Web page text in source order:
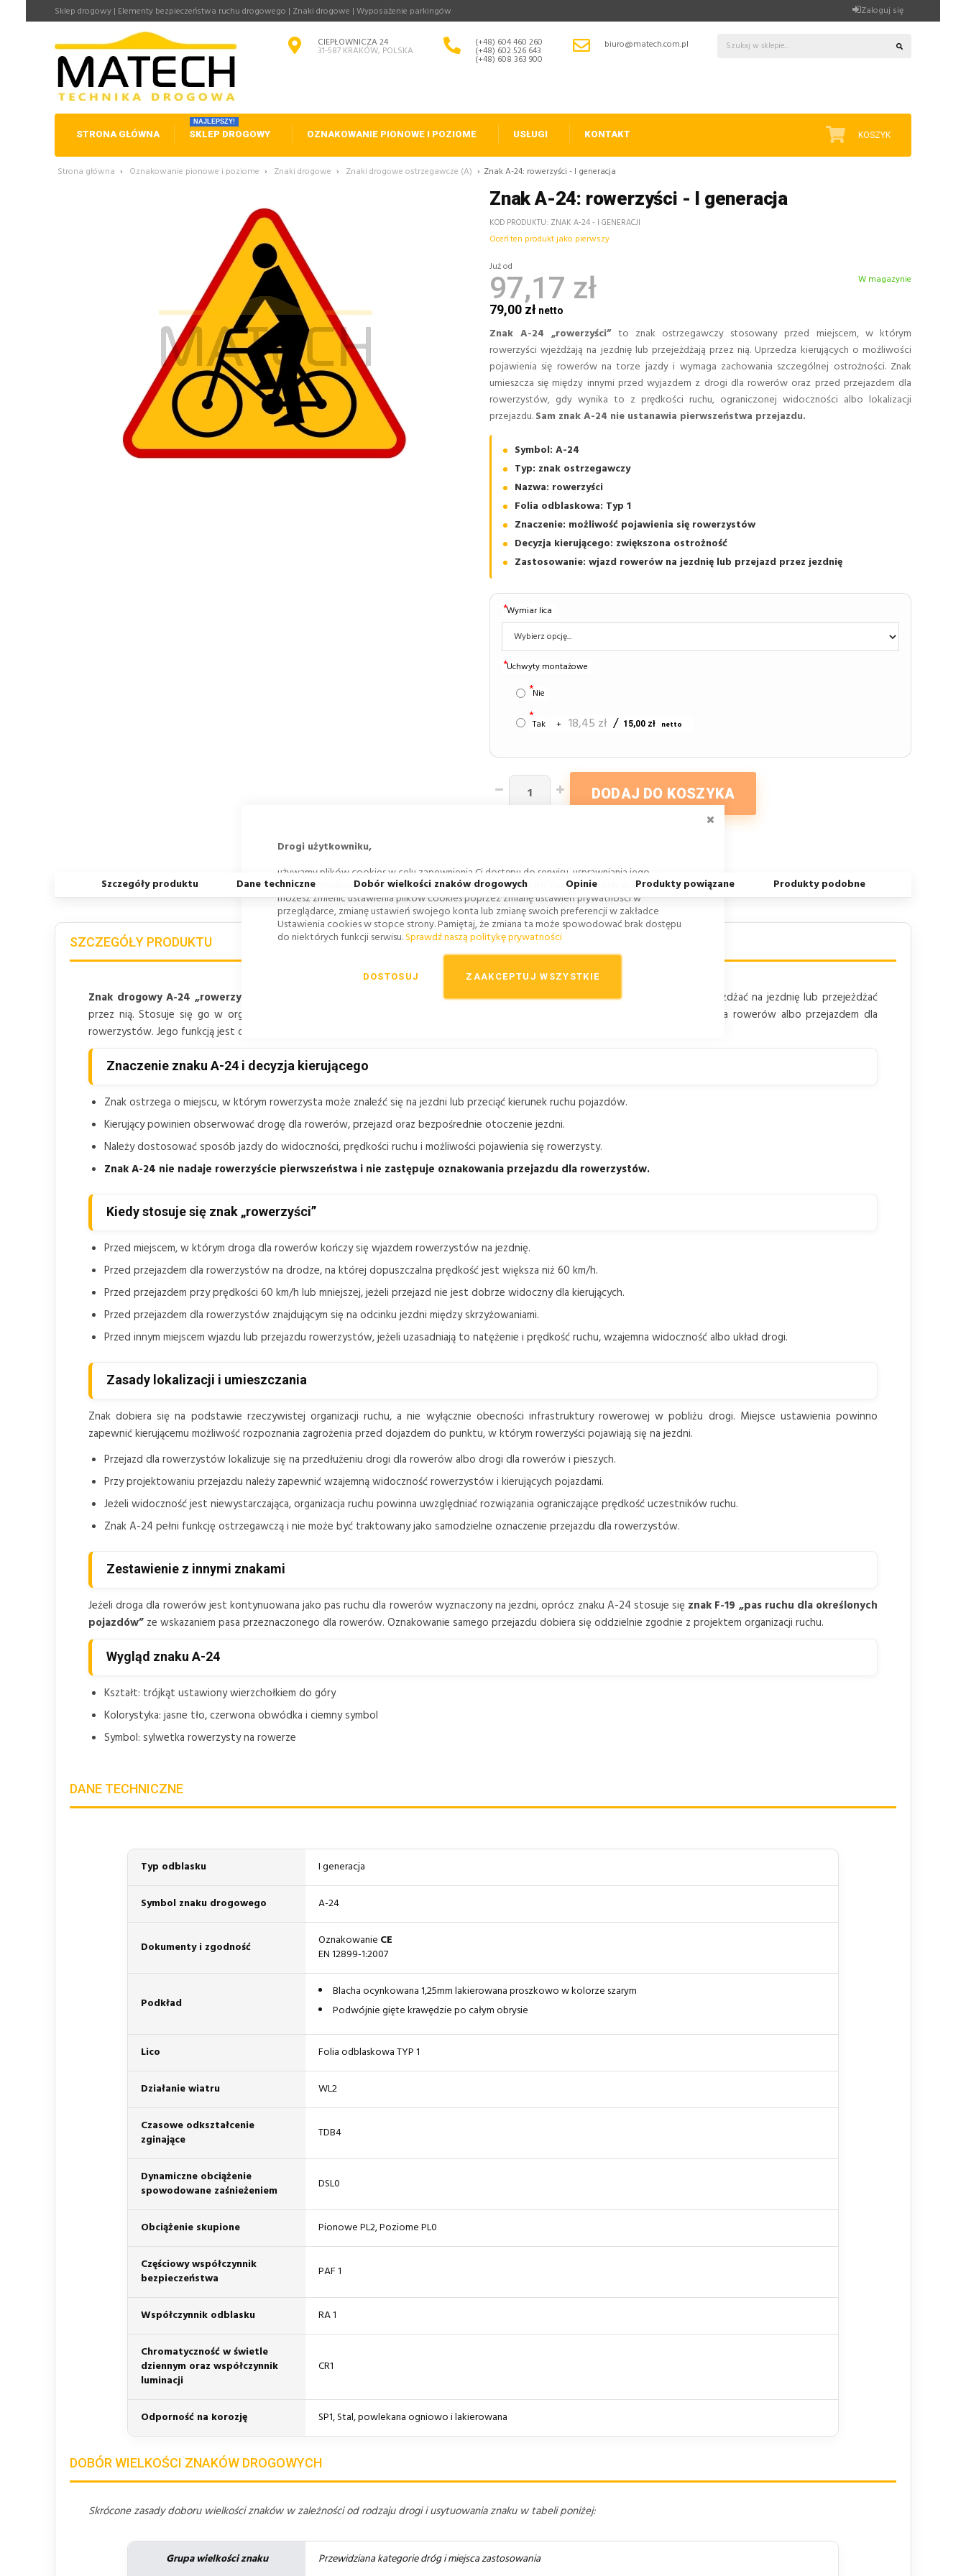
Drogi użytkowniku,
używamy plików cookies w celu zapewnienia Ci dostępu do serwisu, usprawniania jego
działania, profilowania i wyświetlania treści dopasowanych do Twoich potrzeb. W każdej chwili
możesz zmienić ustawienia plików cookies poprzez zmianę ustawień prywatności w
przeglądarce, zmianę ustawień swojego konta lub zmianę swoich preferencji w zakładce
Ustawienia cookies w stopce strony. Pamiętaj, że zmiana ta może spowodować brak dostępu
do niektórych funkcji serwisu.Sprawdź naszą politykę prywatności
ZAAKCEPTUJ WSZYSTKIE
DOSTOSUJ
Sklep drogowy | Elementy bezpieczeństwa ruchu drogowego | Znaki drogowe | Wyposażenie parkingów Zaloguj się
CIEPŁOWNICZA 24
31-587 KRAKÓW, POLSKA
(+48) 604 460 260
(+48) 602 526 643
(+48) 608 363 900
biuro@matech.com.pl
STRONA GŁÓWNA SKLEP DROGOWY
NAJLEPSZY!
OZNAKOWANIE PIONOWE I POZIOME USŁUGI KONTAKT KOSZYK
Strona główna › Oznakowanie pionowe i poziome › Znaki drogowe › Znaki drogowe ostrzegawcze (A) › Znak A-24: rowerzyści - I generacja
Znak A-24: rowerzyści - I generacja
KOD PRODUKTU ZNAK A-24 - I GENERACJI
Oceń ten produkt jako pierwszy
Już od
97,17 zł
79,00 zł
W magazynie
Znak A-24 „rowerzyści”to znak ostrzegawczy stosowany przed miejscem, w którym
rowerzyści wjeżdżają na jezdnię lub przejeżdżają przez nią. Uprzedza kierujących o możliwości
pojawienia się rowerów na torze jazdy i wymaga zachowania szczególnej ostrożności. Znak
umieszcza się między innymi przed wyjazdem z drogi dla rowerów oraz przed przejazdem dla
rowerzystów, gdy wynika to z prędkości ruchu, ograniczonej widoczności albo lokalizacji
przejazdu.Sam znak A-24 nie ustanawia pierwszeństwa przejazdu.
Symbol: A-24
Typ: znak ostrzegawczy
Nazwa: rowerzyści
Folia odblaskowa: Typ 1
Znaczenie: możliwość pojawienia się rowerzystów
Decyzja kierującego: zwiększona ostrożność
Zastosowanie: wjazd rowerów na jezdnię lub przejazd przez jezdnię
Wymiar lica
Uchwyty montażowe
Nie
Tak + 18,45 zł 15,00 zł
DODAJ DO KOSZYKA
Szczegóły produktu Dane techniczne Dobór wielkości znaków drogowych Opinie Produkty powiązane Produkty podobne
SZCZEGÓŁY PRODUKTU
Znak drogowy A-24 „rowerzyści”
jest pionowym znakiem ostrzegawczym informującym o miejscu, w którym rowerzyści mogą wjeżdżać na jezdnię lub przejeżdżać
przez nią. Stosuje się go w organizacji ruchu przed punktami styku ruchu samochodowego z drogą dla rowerów, pasem ruchu dla rowerów albo przejazdem dla
rowerzystów. Jego funkcją jest odpowiednio wczesne zwrócenie uwagi kierujących na możliwość pojawienia się roweru na jezdni.
Znaczenie znaku A-24 i decyzja kierującego
Znak ostrzega o miejscu, w którym rowerzysta może znaleźć się na jezdni lub przeciąć kierunek ruchu pojazdów.
Kierujący powinien obserwować drogę dla rowerów, przejazd oraz bezpośrednie otoczenie jezdni.
Należy dostosować sposób jazdy do widoczności, prędkości ruchu i możliwości pojawienia się rowerzysty.
Znak A-24 nie nadaje rowerzyście pierwszeństwa i nie zastępuje oznakowania przejazdu dla rowerzystów.
Kiedy stosuje się znak „rowerzyści”
Przed miejscem, w którym droga dla rowerów kończy się wjazdem rowerzystów na jezdnię.
Przed przejazdem dla rowerzystów na drodze, na której dopuszczalna prędkość jest większa niż 60 km/h.
Przed przejazdem przy prędkości 60 km/h lub mniejszej, jeżeli przejazd nie jest dobrze widoczny dla kierujących.
Przed przejazdem dla rowerzystów znajdującym się na odcinku jezdni między skrzyżowaniami.
Przed innym miejscem wjazdu lub przejazdu rowerzystów, jeżeli uzasadniają to natężenie i prędkość ruchu, wzajemna widoczność albo układ drogi.
Zasady lokalizacji i umieszczania
Znak dobiera się na podstawie rzeczywistej organizacji ruchu, a nie wyłącznie obecności infrastruktury rowerowej w pobliżu drogi. Miejsce ustawienia powinno
zapewnić kierującemu możliwość rozpoznania zagrożenia przed dojazdem do punktu, w którym rowerzyści pojawiają się na jezdni.
Przejazd dla rowerzystów lokalizuje się na przedłużeniu drogi dla rowerów albo drogi dla rowerów i pieszych.
Przy projektowaniu przejazdu należy zapewnić wzajemną widoczność rowerzystów i kierujących pojazdami.
Jeżeli widoczność jest niewystarczająca, organizacja ruchu powinna uwzględniać rozwiązania ograniczające prędkość uczestników ruchu.
Znak A-24 pełni funkcję ostrzegawczą i nie może być traktowany jako samodzielne oznaczenie przejazdu dla rowerzystów.
Zestawienie z innymi znakami
Jeżeli droga dla rowerów jest kontynuowana jako pas ruchu dla rowerów wyznaczony na jezdni, oprócz znaku A-24 stosuje się znak F-19 „pas ruchu dla określonych
pojazdów” ze wskazaniem pasa przeznaczonego dla rowerów. Oznakowanie samego przejazdu dobiera się oddzielnie zgodnie z projektem organizacji ruchu.
Wygląd znaku A-24
Kształt: trójkąt ustawiony wierzchołkiem do góry
Kolorystyka: jasne tło, czerwona obwódka i ciemny symbol
Symbol: sylwetka rowerzysty na rowerze
DANE TECHNICZNE
Typ odblasku I generacja
Symbol znaku drogowego A-24
Dokumenty i zgodność Oznakowanie CE
EN 12899-1:2007
Podkład
Blacha ocynkowana 1,25mm lakierowana proszkowo w kolorze szarym
Podwójnie gięte krawędzie po całym obrysie
Lico Folia odblaskowa TYP 1
Działanie wiatru WL2
Czasowe odkształcenie
zginające
TDB4
Dynamiczne obciążenie
spowodowane zaśnieżeniem
DSL0
Obciążenie skupione Pionowe PL2, Poziome PL0
Częściowy współczynnik
bezpieczeństwa
PAF 1
Współczynnik odblasku RA 1
Chromatyczność w świetle
dziennym oraz współczynnik
luminacji
CR1
Odporność na korozję SP1, Stal, powlekana ogniowo i lakierowana
DOBÓR WIELKOŚCI ZNAKÓW DROGOWYCH
Skrócone zasady doboru wielkości znaków w zależności od rodzaju drogi i usytuowania znaku w tabeli poniżej:
Grupa wielkości znaku Przewidziana kategorie dróg i miejsca zastosowania